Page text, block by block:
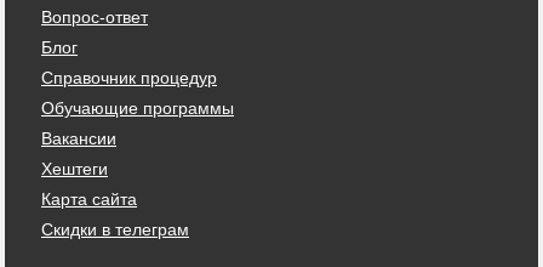
Вопрос-ответ
Блог
Справочник процедур
Обучающие программы
Вакансии
Хештеги
Карта сайта
Скидки в телеграм